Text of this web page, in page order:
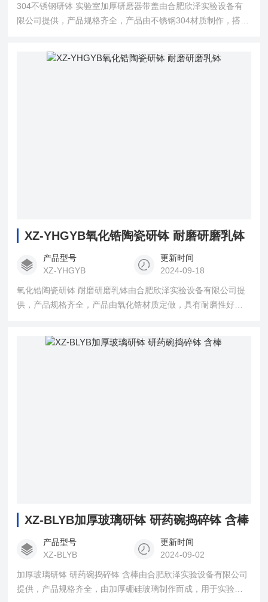
304不锈钢研钵 实验室加厚研磨器带盖由合肥欣泽实验设备有
限公司提供，产品规格齐全，产品由不锈钢304材质制作，搭配
XZ-YHGYB氧化锆陶瓷研钵 耐磨研磨乳钵
产品型号
XZ-YHGYB
更新时间
2024-09-18
氧化锆陶瓷研钵 耐磨研磨乳钵由合肥欣泽实验设备有限公司提
供，产品规格齐全，产品由氧化锆材质定做，具有耐磨性好、
XZ-BLYB加厚玻璃研钵 研药碗捣碎钵 含棒
产品型号
XZ-BLYB
更新时间
2024-09-02
加厚玻璃研钵 研药碗捣碎钵 含棒由合肥欣泽实验设备有限公司
提供，产品规格齐全，由加厚硼硅玻璃制作而成，用于实验室